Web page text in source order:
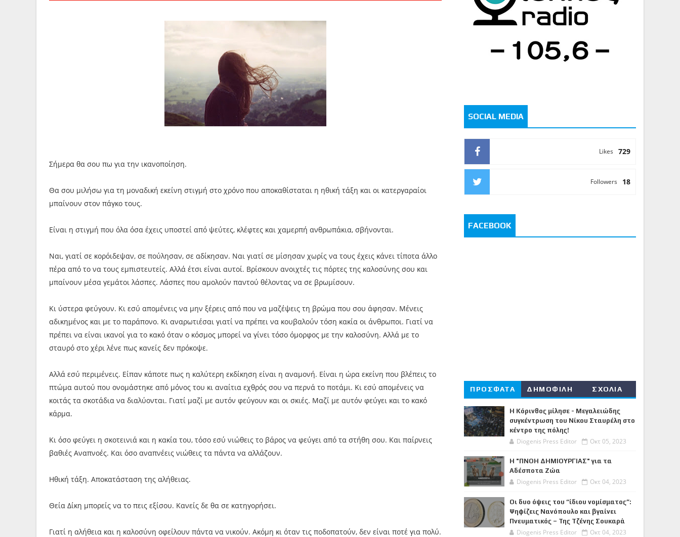
Σήμερα θα σου πω για την ικανοποίηση.
Θα σου μιλήσω για τη μοναδική εκείνη στιγμή στο χρόνο που αποκαθίσταται η ηθική τάξη και οι κατεργαραίοι
μπαίνουν στον πάγκο τους.
Είναι η στιγμή που όλα όσα έχεις υποστεί από ψεύτες, κλέφτες και χαμερπή ανθρωπάκια, σβήνονται.
Ναι, γιατί σε κορόιδεψαν, σε πούλησαν, σε αδίκησαν. Ναι γιατί σε μίσησαν χωρίς να τους έχεις κάνει τίποτα άλλο
πέρα από το να τους εμπιστευτείς. Αλλά έτσι είναι αυτοί. Βρίσκουν ανοιχτές τις πόρτες της καλοσύνης σου και
μπαίνουν μέσα γεμάτοι λάσπες. Λάσπες που αμολούν παντού θέλοντας να σε βρωμίσουν.
Κι ύστερα φεύγουν. Κι εσύ απομένεις να μην ξέρεις από που να μαζέψεις τη βρώμα που σου άφησαν. Μένεις
αδικημένος και με το παράπονο. Κι αναρωτιέσαι γιατί να πρέπει να κουβαλούν τόση κακία οι άνθρωποι. Γιατί να
πρέπει να είναι ικανοί για το κακό όταν ο κόσμος μπορεί να γίνει τόσο όμορφος με την καλοσύνη. Αλλά με το
σταυρό στο χέρι λένε πως κανείς δεν πρόκοψε.
Αλλά εσύ περιμένεις. Είπαν κάποτε πως η καλύτερη εκδίκηση είναι η αναμονή. Είναι η ώρα εκείνη που βλέπεις το
πτώμα αυτού που ονομάστηκε από μόνος του κι αναίτια εχθρός σου να περνά το ποτάμι. Κι εσύ απομένεις να
κοιτάς τα σκοτάδια να διαλύονται. Γιατί μαζί με αυτόν φεύγουν και οι σκιές. Μαζί με αυτόν φεύγει και το κακό
κάρμα.
Κι όσο φεύγει η σκοτεινιά και η κακία του, τόσο εσύ νιώθεις το βάρος να φεύγει από τα στήθη σου. Και παίρνεις
βαθιές Αναπνοές. Και όσο αναπνέεις νιώθεις τα πάντα να αλλάζουν.
Ηθική τάξη. Αποκατάσταση της αλήθειας.
Θεία Δίκη μπορείς να το πεις εξίσου. Κανείς δε θα σε κατηγορήσει.
Γιατί η αλήθεια και η καλοσύνη οφείλουν πάντα να νικούν. Ακόμη κι όταν τις ποδοπατούν, δεν είναι ποτέ για πολύ.
SOCIAL MEDIA
729
Likes
18
Followers
FACEBOOK
ΠΡΟΣΦΑΤΑ ΔΗΜΟΦΙΛΗ ΣΧΟΛΙΑ
Η Κόρινθος μίλησε - Μεγαλειώδης
συγκέντρωση του Νίκου Σταυρέλη στο
κέντρο της πόλης!
Diogenis Press Editor Οκτ 05, 2023
Η "ΠΝΟΗ ΔΗΜΙΟΥΡΓΙΑΣ" για τα
Αδέσποτα Ζώα
Diogenis Press Editor Οκτ 04, 2023
Οι δυο όψεις του “ίδιου νομίσματος”:
Ψηφίζεις Νανόπουλο και βγαίνει
Πνευματικός – Της Τζένης Σουκαρά
Diogenis Press Editor Οκτ 04, 2023